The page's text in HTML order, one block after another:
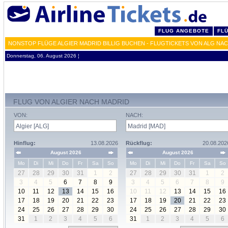
FLUG ANGEBOTE
NONSTOP FLÜGE ALGIER MADRID BILLIG BUCHEN - FLUGTICKETS VON ALG
Donnerstag, 06. August 2026 ¦
FLUG VON ALGIER NACH MADRID
VON:
Hinflug: 13.08.2026
August 2026
Mo
Di Mi Do Fr Sa So
27 28 29 30 31 1
2
3
4 5 6 7 8
9
10
11 12 13 14 15
16
17
18 19 20 21 22
23
24
25 26 27 28 29
30
31
1 2 3 4 5 6
NACH:
Rückflug:
August 2026
Mo
Di Mi Do Fr Sa So
27 28 29 30 31 1
2
3
4 5 6 7 8
9
10
11 12 13 14 15
16
17
18 19 20 21 22
23
24
25 26 27 28 29
30
31
1 2 3 4 5 6